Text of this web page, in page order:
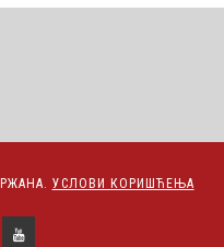
УСЛОВИ КОРИШЋЕЊА